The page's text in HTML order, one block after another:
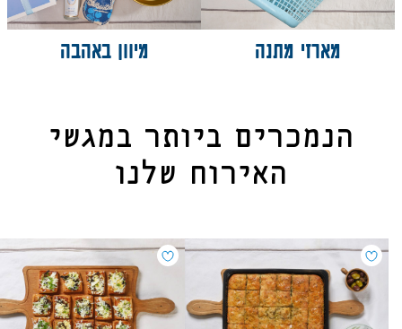
מארזי מתנה מיוון באהבה
הנמכרים ביותר במגשי
האירוח שלנו